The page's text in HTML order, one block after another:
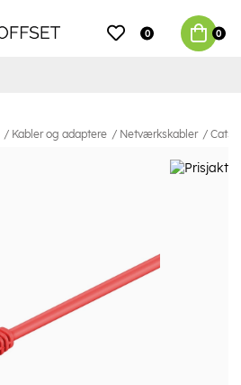
0 0
Kabler og adaptere Netværkskabler Cat5e